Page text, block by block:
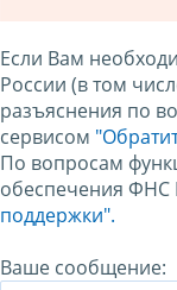
Если Вам
России (в том
разъяснения по
сервисом
По вопросам
обеспечения ФНС
поддержки".
Ваше сообщение: